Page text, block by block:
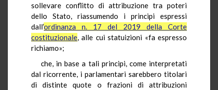
sollevare conflitto di attribuzione tra poteri
dello Stato, riassumendo i principi espressi
dall’ordinanza n. 17 del 2019 della Corte
costituzionale, alle cui statuizioni «fa espresso
richiamo»;
che, in base a tali principi, come interpretati
dal ricorrente, i parlamentari sarebbero titolari
di distinte quote o frazioni di attribuzioni